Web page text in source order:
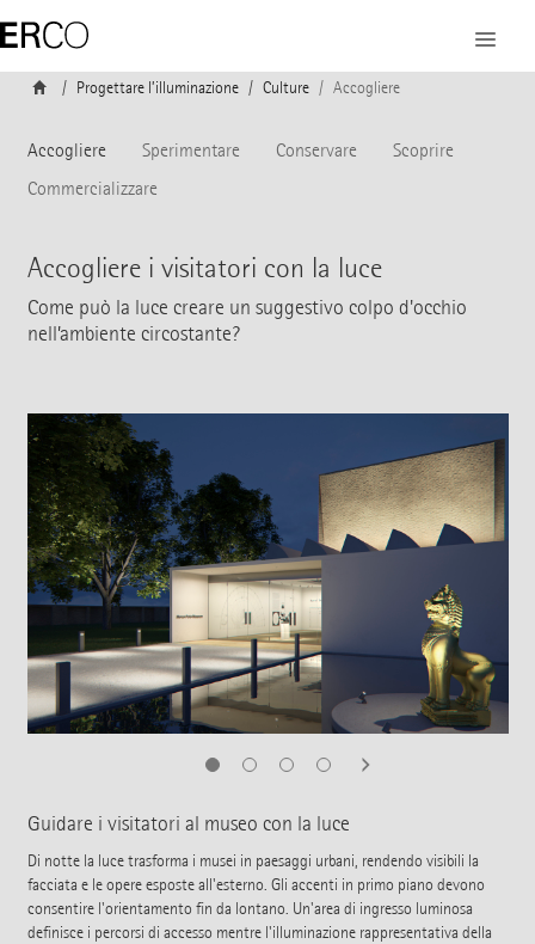
Progettare l’illuminazione Culture Accogliere
Accogliere Sperimentare Conservare
Scoprire
Commercializzare
Accogliere i visitatori con la luce
Come può la luce creare un suggestivo colpo d'occhio
nell’ambiente circostante?
Guidare i visitatori al museo con la luce
Di notte la luce trasforma i musei in paesaggi urbani, rendendo visibili la
facciata e le opere esposte all'esterno. Gli accenti in primo piano devono
consentire l'orientamento fin da lontano. Un'area di ingresso luminosa
definisce i percorsi di accesso mentre l'illuminazione rappresentativa della